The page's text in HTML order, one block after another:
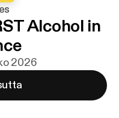
Alcohol in
2026